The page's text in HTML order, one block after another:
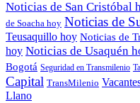
Noticias de San Cristóbal
de Soacha hoy Noticias de
Teusaquillo hoy Noticias de
hoy Noticias de Usaquén
Bogotá Seguridad en Transmilenio
Capital TransMilenio
Llano